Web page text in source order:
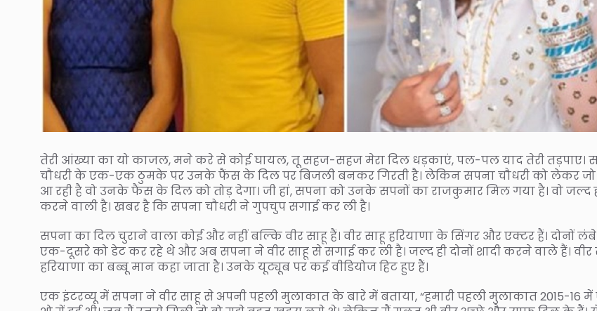
तेरी आंख्या का यो काजल, मने करे से कोई घायल, तू सहज-सहज मेरा दिल धड़काएं, पल-पल याद तेरी तड़पाए।
चौधरी के एक-एक ठुमके पर उनके फैंस के दिल पर बिजली बनकर गिरती है। लेकिन सपना चौधरी को लेकर
आ रही है वो उनके फैंस के दिल को तोड़ देगा। जी हां, सपना को उनके सपनों का राजकुमार मिल गया है। वो जल्द
करने वाली है। खबर है कि सपना चौधरी ने गुपचुप सगाई कर ली है।
सपना का दिल चुराने वाला कोई और नहीं बल्कि वीर साहू हैं। वीर साहू हरियाणा के सिंगर और एक्टर हैं। दोनों
एक-दूसरे को डेट कर रहे थे और अब सपना ने वीर साहू से सगाई कर ली है। जल्द ही दोनों शादी करने वाले हैं। वीर
हरियाणा का बब्बू मान कहा जाता है। उनके यूट्यूब पर कई वीडियोज हिट हुए हैं।
एक इंटरव्यू में सपना ने वीर साहू से अपनी पहली मुलाकात के बारे में बताया, “हमारी पहली मुलाकात 2015-16 में